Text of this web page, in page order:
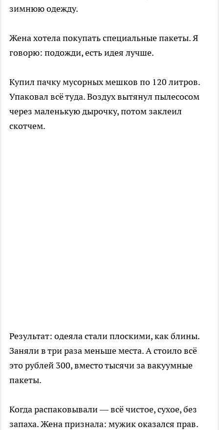
зимнюю одежду.
Жена хотела покупать специальные пакеты. Я
говорю: подожди, есть идея лучше.
Купил пачку мусорных мешков по 120 литров.
Упаковал всё туда. Воздух вытянул пылесосом
через маленькую дырочку, потом заклеил
скотчем.
Результат: одеяла стали плоскими, как блины.
Заняли в три раза меньше места. А стоило всё
это рублей 300, вместо тысячи за вакуумные
пакеты.
Когда распаковывали — всё чистое, сухое, без
запаха. Жена признала: мужик оказался прав.